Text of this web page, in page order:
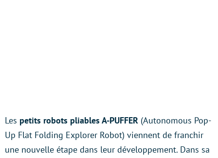
Les petits robots pliables A-PUFFER (Autonomous Pop-
Up Flat Folding Explorer Robot) viennent de franchir
une nouvelle étape dans leur développement. Dans sa